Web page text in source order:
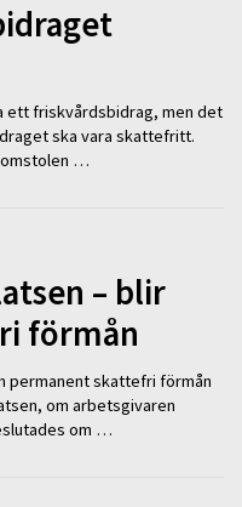
ett friskvårdsbidrag, men det
ska vara skattefritt.
…
– blir
förmån
permanent skattefri förmån
om arbetsgivaren
om …